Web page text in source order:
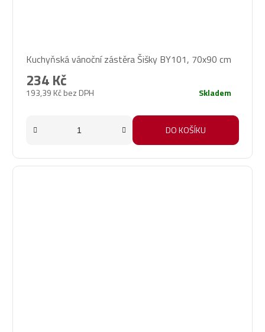
Kuchyňská vánoční zástěra Šišky BY101, 70x90 cm
193,39 Kč bez DPH
234 Kč
Skladem
DO KOŠÍKU